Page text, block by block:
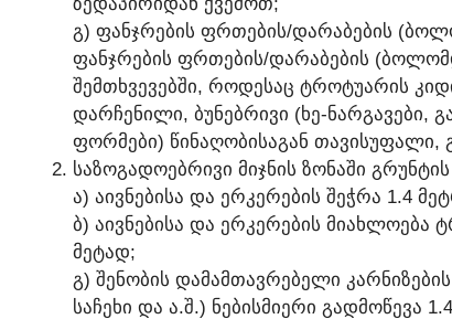
Გ) ᲤᲐᲜᲯᲠᲔᲑᲘᲡ ᲤᲠᲗᲔᲑᲘᲡ/ᲓᲐᲠᲐᲑᲔᲑᲘᲡ
ᲤᲐᲜᲯᲠᲔᲑᲘᲡ ᲤᲠᲗᲔᲑᲘᲡ/ᲓᲐᲠᲐᲑᲔᲑᲘᲡ
ᲨᲔᲛᲗᲮᲕᲔᲕᲔᲑᲨᲘ, ᲠᲝᲓᲔᲡᲐᲪ ᲢᲠᲝᲢᲣᲐᲠᲘᲡ
ᲓᲐᲠᲩᲔᲜᲘᲚᲘ, ᲑᲣᲜᲔᲑᲠᲘᲕᲘ (ᲮᲔ-ᲜᲐᲠᲒᲐᲕᲔᲑᲘ,
ᲤᲝᲠᲛᲔᲑᲘ) ᲬᲘᲜᲐᲦᲝᲑᲘᲡᲐᲒᲐᲜ ᲗᲐᲕᲘᲡᲣᲤᲐᲚᲘ,
ᲡᲐᲖᲝᲒᲐᲓᲝᲔᲑᲠᲘᲕᲘ ᲛᲘᲯᲜᲘᲡ ᲖᲝᲜᲐᲨᲘ
Ა) ᲐᲘᲕᲜᲔᲑᲘᲡᲐ ᲓᲐ ᲔᲠᲙᲔᲠᲔᲑᲘᲡ ᲨᲔᲭᲠᲐ 1.4
Ბ) ᲐᲘᲕᲜᲔᲑᲘᲡᲐ ᲓᲐ ᲔᲠᲙᲔᲠᲔᲑᲘᲡ ᲛᲘᲐᲮᲚᲝᲔᲑᲐ
ᲛᲔᲢᲐᲓ;
Გ) ᲨᲔᲜᲝᲑᲘᲡ ᲓᲐᲛᲐᲛᲗᲐᲕᲠᲔᲑᲔᲚᲘ
ᲡᲐᲩᲔᲮᲘ ᲓᲐ Ა.Შ.) ᲜᲔᲑᲘᲡᲛᲘᲔᲠᲘ ᲒᲐᲓᲛᲝᲬᲔᲕᲐ